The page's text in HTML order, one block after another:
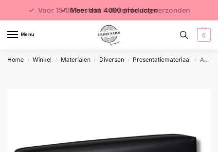
✓ Gratis verzending vanaf €75 excl. btw
✓ Voor 15:00 besteld = dezelfde dag verzonden
✓ Meer dan 4000 producten
Menu 0
Home / Winkel / Materialen / Diversen / Presentatiemateriaal / Armrest Cushion